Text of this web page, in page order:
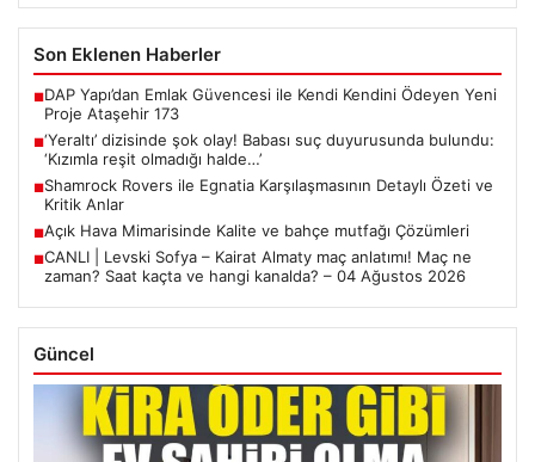
Son Eklenen Haberler
■DAP Yapı’dan Emlak Güvencesi ile Kendi Kendini Ödeyen Yeni
Proje Ataşehir 173
■‘Yeraltı’ dizisinde şok olay! Babası suç duyurusunda bulundu:
‘Kızımla reşit olmadığı halde…’
■Shamrock Rovers ile Egnatia Karşılaşmasının Detaylı Özeti ve
Kritik Anlar
■Açık Hava Mimarisinde Kalite ve bahçe mutfağı Çözümleri
■CANLI | Levski Sofya – Kairat Almaty maç anlatımı! Maç ne
zaman? Saat kaçta ve hangi kanalda? – 04 Ağustos 2026
Güncel